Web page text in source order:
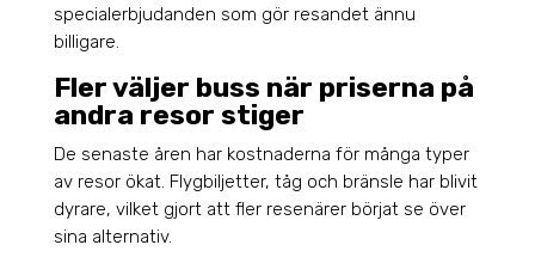
specialerbjudanden som gör resandet ännu
billigare.
Fler väljer buss när priserna på
andra resor stiger
De senaste åren har kostnaderna för många typer
av resor ökat. Flygbiljetter, tåg och bränsle har blivit
dyrare, vilket gjort att fler resenärer börjat se över
sina alternativ.